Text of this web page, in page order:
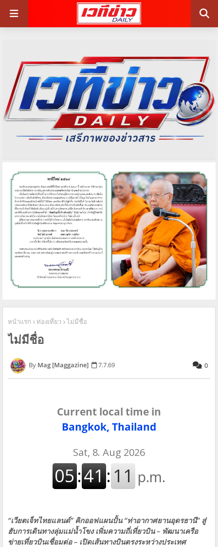
หน้าแรก ท่องเที่ยว ไม่มีชื่อ
ไม่มีชื่อ
Mag [Maggazine] 7.7.69 0
Current local time in
Bangkok, Thailand
“เวียตเจ็ทไทยแลนด์” คิกออฟแผนปั้น “ท่าอากาศยานอุดรธานี” สู่
ฮับการเดินทางลุ่มแม่น้ำโขง เพิ่มความถี่เที่ยวบิน – พัฒนาเครือ
ข่ายเที่ยวบินเชื่อมต่อ – เปิดเส้นทางบินตรงระหว่างประเทศ